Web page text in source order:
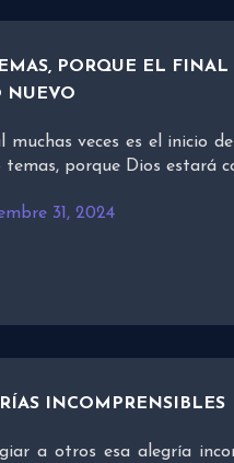
PORQUE EL
NUEVO
muchas veces es el inicio
temas, porque Dios estará
31, 2024
INCOMPRENSIBLES
a otros esa alegría